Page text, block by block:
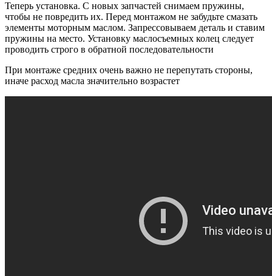
Теперь установка. С новых запчастей снимаем пружины,
чтобы не повредить их. Перед монтажом не забудьте смазать
элементы моторным маслом. Запрессовываем деталь и ставим
пружины на место. Установку маслосъемных колец следует
проводить строго в обратной последовательности
При монтаже средних очень важно не перепутать стороны,
иначе расход масла значительно возрастет